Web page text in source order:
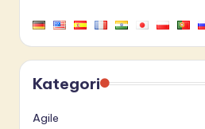
Kategori
Agile